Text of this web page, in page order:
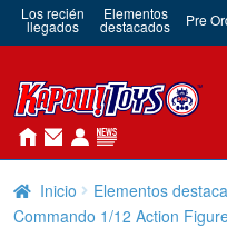
Los recién
llegados
Elementos
destacados Pre
Inicio Elementos
Commando 1/12 Action